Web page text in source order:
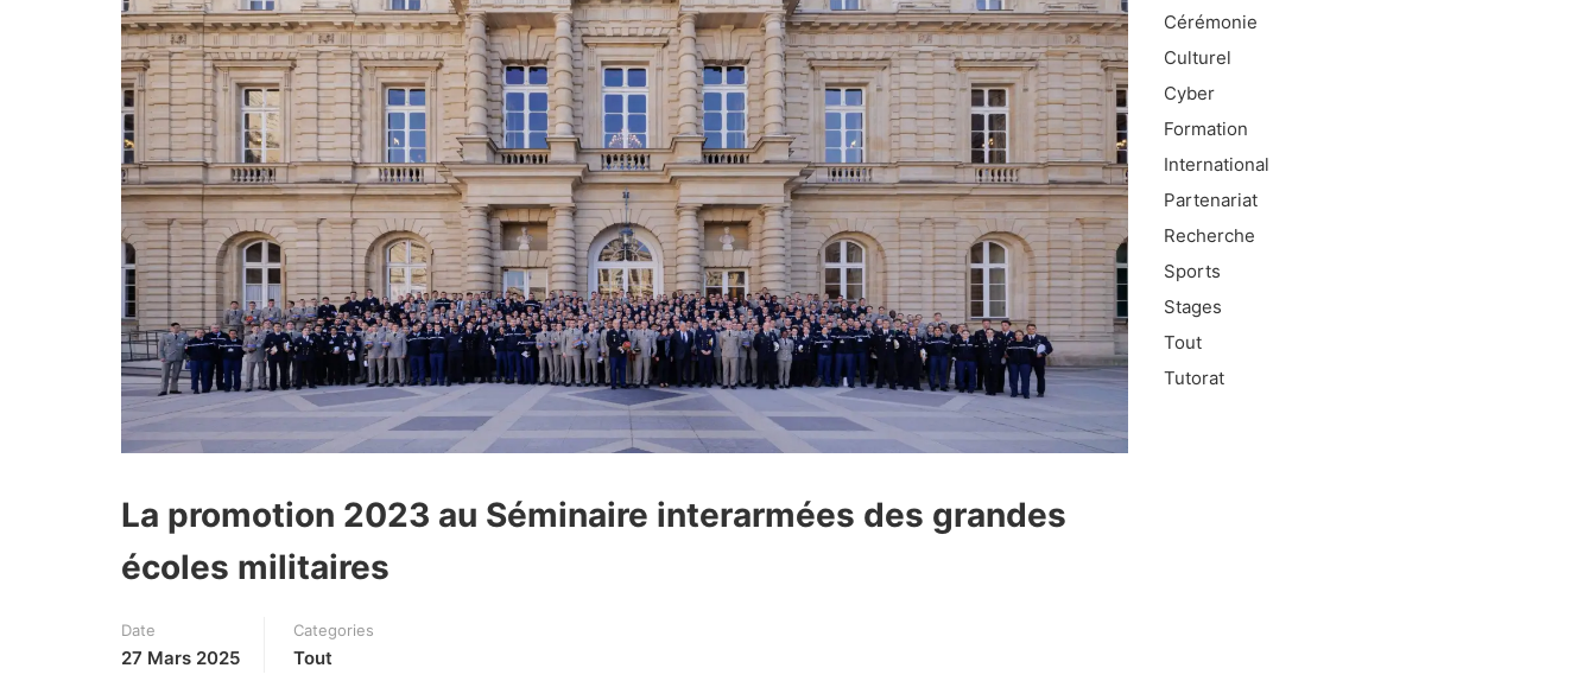
La promotion 2023 au Séminaire interarmées des grandes
écoles militaires
Date
27 Mars 2025
Categories
Tout
Cérémonie
Culturel
Cyber
Formation
International
Partenariat
Recherche
Sports
Stages
Tout
Tutorat